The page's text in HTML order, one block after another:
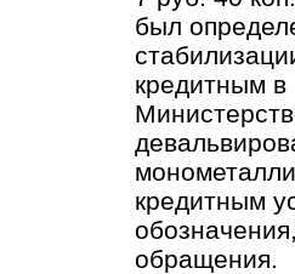
был
кредитным в
кредитным
обращения.